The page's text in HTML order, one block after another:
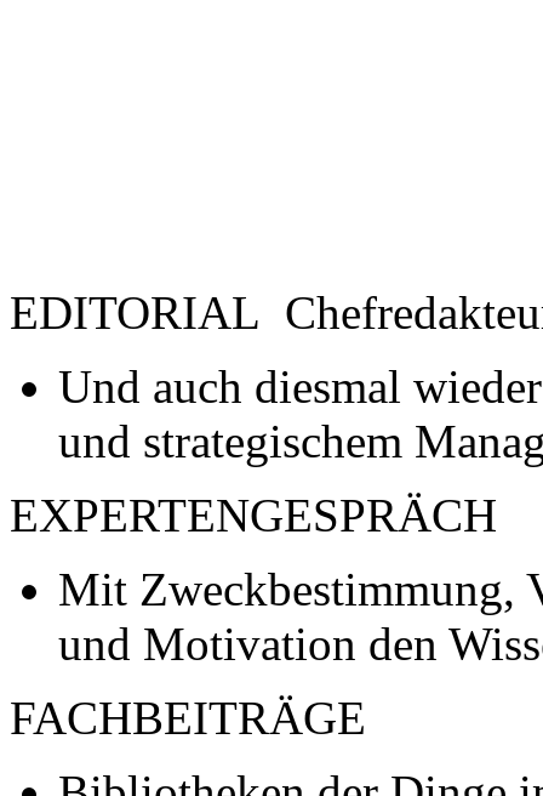
EDITORIAL
Und auch diesmal
und strategischem
EXPERTENGESPRÄCH
Mit Zweckbestimmung,
und Motivation den
FACHBEITRÄGE